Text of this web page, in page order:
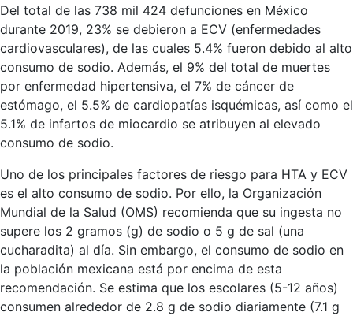
Del total de las 738 mil 424 defunciones en México
durante 2019, 23% se debieron a ECV (enfermedades
cardiovasculares), de las cuales 5.4% fueron debido al alto
consumo de sodio. Además, el 9% del total de muertes
por enfermedad hipertensiva, el 7% de cáncer de
estómago, el 5.5% de cardiopatías isquémicas, así como el
5.1% de infartos de miocardio se atribuyen al elevado
consumo de sodio.
Uno de los principales factores de riesgo para HTA y ECV
es el alto consumo de sodio. Por ello, la Organización
Mundial de la Salud (OMS) recomienda que su ingesta no
supere los 2 gramos (g) de sodio o 5 g de sal (una
cucharadita) al día. Sin embargo, el consumo de sodio en
la población mexicana está por encima de esta
recomendación. Se estima que los escolares (5-12 años)
consumen alrededor de 2.8 g de sodio diariamente (7.1 g